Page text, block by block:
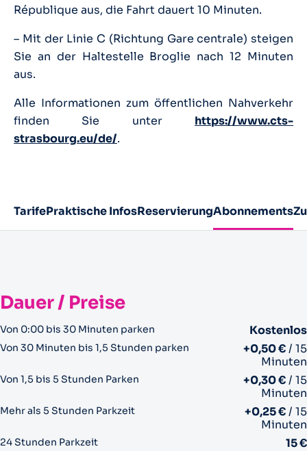
République aus, die Fahrt dauert 10 Minuten.
– Mit der Linie C (Richtung Gare centrale) steigen
Sie an der Haltestelle Broglie nach 12 Minuten
aus.
Alle Informationen zum öffentlichen Nahverkehr
finden Sie unter https://www.cts-
strasbourg.eu/de/.
TarifePraktische InfosReservierungAbonnements
Dauer / Preise
Von 0:00 bis 30 Minuten parken Kostenlos
Von 30 Minuten bis 1,5 Stunden parken +0,50 €/ 15
Minuten
Von 1,5 bis 5 Stunden Parken +0,30 €/ 15
Minuten
Mehr als 5 Stunden Parkzeit +0,25 €/ 15
Minuten
24 Stunden Parkzeit 15 €